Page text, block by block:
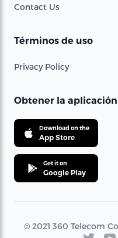
Contact Us
Términos de uso
Privacy Policy
Obtener la aplicación
Download on the
App Store
Get it on
Google Play
© 2021 360 Telecom